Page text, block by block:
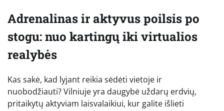
Adrenalinas ir aktyvus poilsis po
stogu: nuo kartingų iki virtualios
realybės
Kas sakė, kad lyjant reikia sėdėti vietoje ir
nuobodžiauti? Vilniuje yra daugybė uždarų erdvių,
pritaikytų aktyviam laisvalaikiui, kur galite išlieti